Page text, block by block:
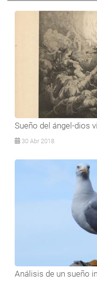
Sueño del ángel-dios
30 Abr 2018
Análisis de un sueño